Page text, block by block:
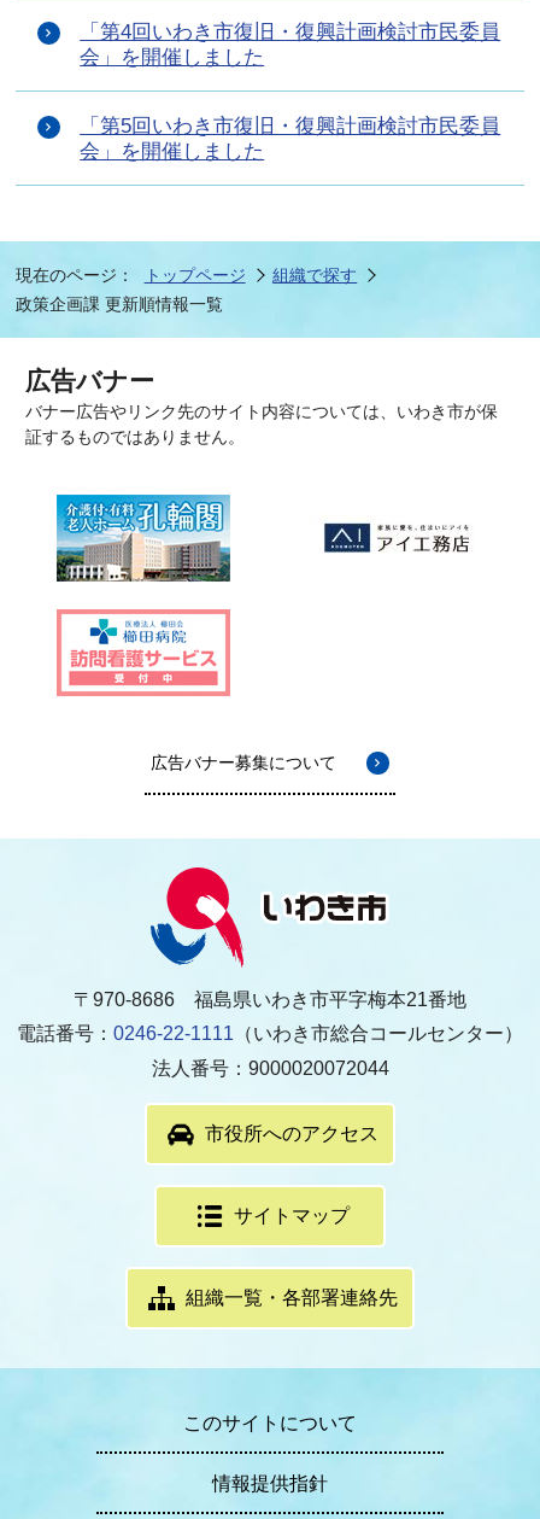
「第4回いわき市復旧・復興計画検討市民委員
会」を開催しました
「第5回いわき市復旧・復興計画検討市民委員
会」を開催しました
現在のページ： トップページ
組織で探す
政策企画課 更新順情報一覧
広告バナー
バナー広告やリンク先のサイト内容については、いわき市が保
証するものではありません。
広告バナー募集について
〒970-8686 福島県いわき市平字梅本21番地
電話番号： 0246-22-1111 （いわき市総合コールセンター）
法人番号：9000020072044
市役所へのアクセス
サイトマップ
組織一覧・各部署連絡先
このサイトについて
情報提供指針